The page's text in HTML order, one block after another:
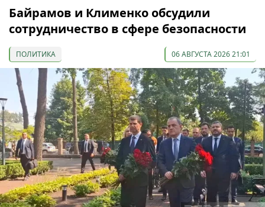
Байрамов и Клименко обсудили
сотрудничество в сфере безопасности
ПОЛИТИКА 06 АВГУСТА 2026 21:01